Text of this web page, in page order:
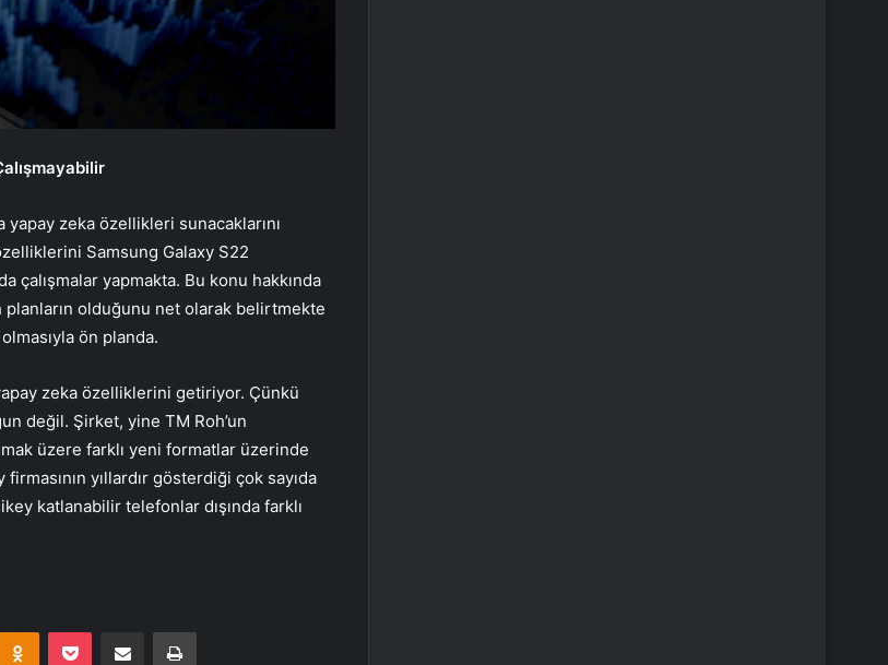
zeka özellikleri sunacaklarını
Samsung Galaxy S22
çalışmalar yapmakta. Bu konu hakkında
olduğunu net olarak belirtmekte
ön planda.
zeka özelliklerini getiriyor. Çünkü
değil. Şirket, yine TM Roh’un
üzere farklı yeni formatlar üzerinde
yıllardır gösterdiği çok sayıda
katlanabilir telefonlar dışında farklı
Odnoklassniki
Pocket E-Posta ile paylaş Yazdır